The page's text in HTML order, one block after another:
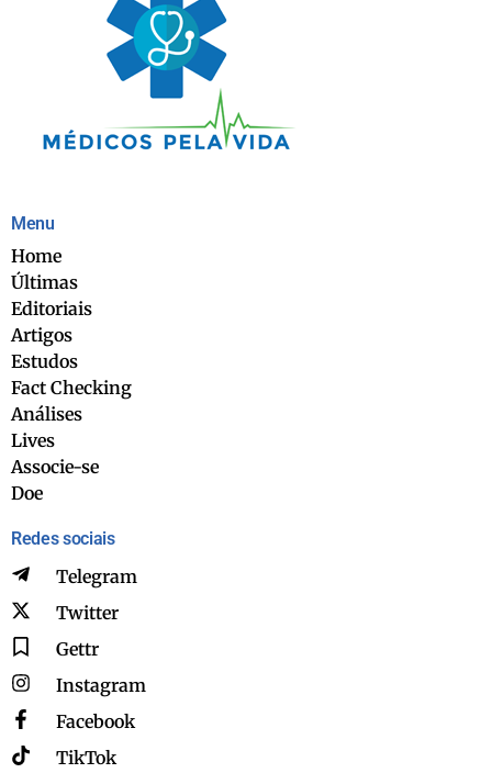
Menu
Home
Últimas
Editoriais
Artigos
Estudos
Fact Checking
Análises
Lives
Associe-se
Doe
Redes sociais
Telegram
Twitter
Gettr
Instagram
Facebook
TikTok